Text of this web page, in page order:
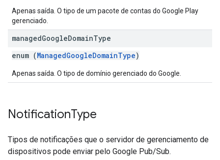
Apenas saída. O tipo de um pacote de contas do Google Play
gerenciado.
managedGoogleDomainType
enum (ManagedGoogleDomainType)
Apenas saída. O tipo de domínio gerenciado do Google.
NotificationType
Tipos de notificações que o servidor de gerenciamento de
dispositivos pode enviar pelo Google Pub/Sub.